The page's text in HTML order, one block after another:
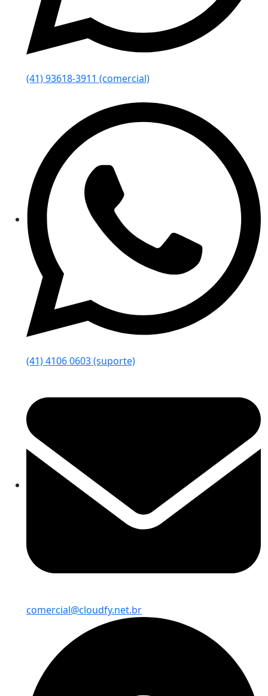
(41) 93618-3911 (comercial)
(41) 4106 0603 (suporte)
comercial@cloudfy.net.br